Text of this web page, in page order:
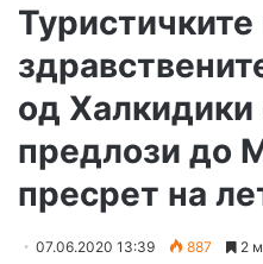
Туристичките
од Халкидики
предлози до
пресрет на
07.06.2020 13:39 887 2